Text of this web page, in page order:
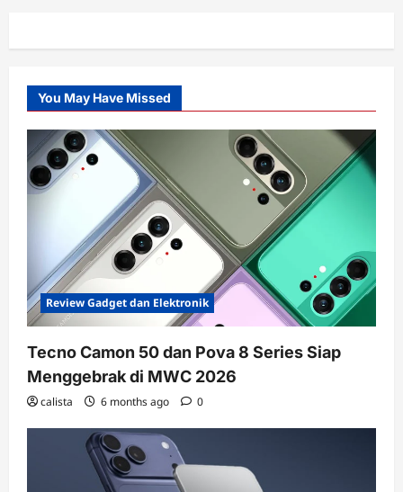
You May Have Missed
Review Gadget dan Elektronik
Tecno Camon 50 dan Pova 8 Series Siap
Menggebrak di MWC 2026
calista 6 months ago 0